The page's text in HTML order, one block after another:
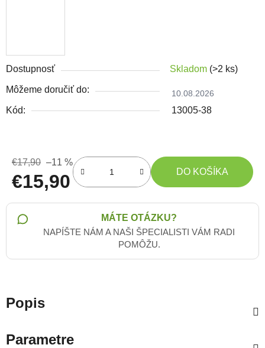
Dostupnosť Skladom (>2 ks)
Môžeme doručiť do: 10.08.2026
Kód: 13005-38
€17,90 –11 %
€15,90 DO KOŠÍKA
MÁTE OTÁZKU?
NAPÍŠTE NÁM A NAŠI ŠPECIALISTI VÁM RADI
POMÔŽU.
Popis
Parametre